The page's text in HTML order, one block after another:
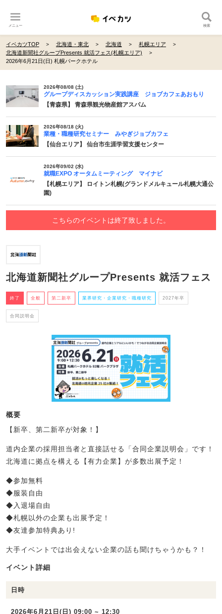
メニュー 検索
イベカツTOP 北海道・東北 北海道
札幌エリア
北海道新聞社グループPresents 就活フェス(札幌エリア)
2026年6月21日(日) 札幌パークホテル
2026年08/08 (土)
グループディスカッション実践講座 ジョブカフェあおもり
【青森県】 青森県観光物産館アスパム
2026年08/18 (火)
業種・職種研究セミナー みやぎジョブカフェ
【仙台エリア】 仙台市生涯学習支援センター
2026年09/02 (水)
就職EXPO オータムミーティング マイナビ
【札幌エリア】 ロイトン札幌(グランドメルキュール札幌大通公
園)
こちらのイベントは終了致しました。
北海道新聞社グループPresents 就活フェス
終了 全般 第二新卒 業界研究・企業研究・職種研究 2027年卒
合同説明会
概要
【新卒、第二新卒が対象！】
道内企業の採用担当者と直接話せる「合同企業説明会」です！
北海道に拠点を構える【有力企業】が多数出展予定！
◆参加無料
◆服装自由
◆入退場自由
◆札幌以外の企業も出展予定！
◆友達参加特典あり!
大手イベントでは出会えない企業の話も聞けちゃうかも？！
イベント詳細
日時
2026年6月21日(日) 09:00 ~ 12:30